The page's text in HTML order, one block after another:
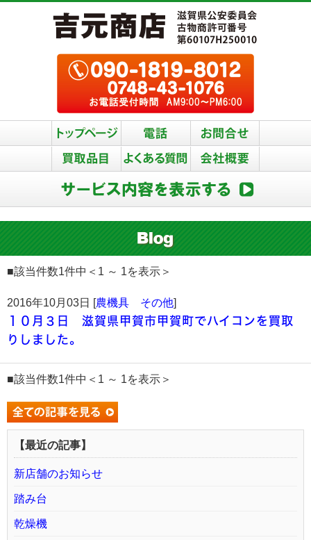
■該当件数1件中＜1 ～ 1を表示＞
2016年10月03日 [農機具 その他]
１０月３日 滋賀県甲賀市甲賀町でハイコンを買取
りしました。
■該当件数1件中＜1 ～ 1を表示＞
【最近の記事】
新店舗のお知らせ
踏み台
乾燥機